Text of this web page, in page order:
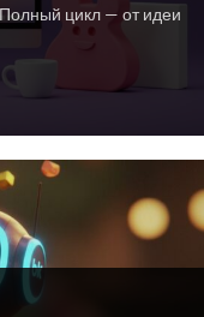
цикл — от идеи